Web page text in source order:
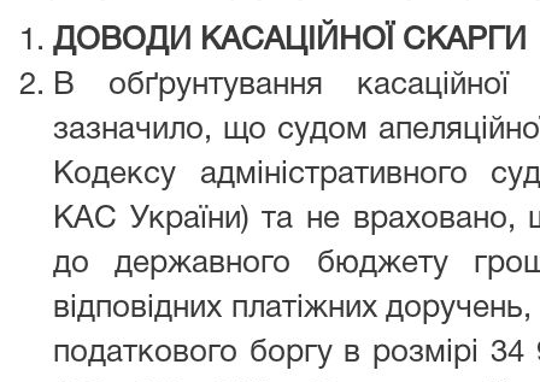
ДОВОДИ КАСАЦІЙНОЇ СКАРГИ
В обґрунтування
зазначило, що судом
Кодексу адміністративного
КАС України) та не
до державного бюджету
відповідних платіжних
податкового боргу в розмірі